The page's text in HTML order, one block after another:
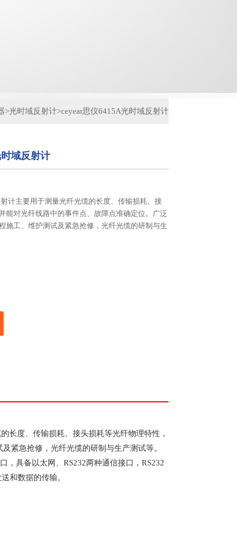
>光时域反射计>ceyear思仪6415A光时域反射计
域反射计
射计主要用于测量光纤光缆的长度、传输损耗、接
能对光纤线路中的事件点、故障点准确定位。广泛
施工、维护测试及紧急抢修，光纤光缆的研制与生
长度、传输损耗、接头损耗等光纤物理特性，
紧急抢修，光纤光缆的研制与生产测试等。
，具备以太网、 RS232两种通信接口， RS232
和数据的传输。